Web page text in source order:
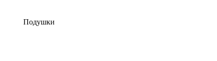
Подушки